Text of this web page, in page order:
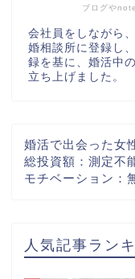
ブログや
会社員をしながら
婚相談所に登録し
録を基に、婚活中
立ち上げました。
婚活で出会った女
総投資額：測定不
モチベーション：
人気記事ラン